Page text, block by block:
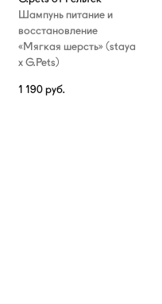
Шампунь питание и
восстановление
«Мягкая шерсть» (staya
х G.Pets)
1 190 руб.